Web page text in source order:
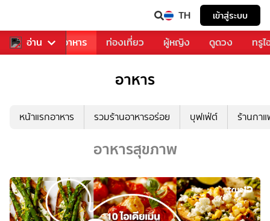
TH เข้าสู่ระบบ
อ่าน
การเพลง อาหาร ท่องเที่ยว ผู้หญิง ดูดวง ทรู
อาหาร
หน้าแรกอาหาร รวมร้านอาหารอร่อย บุฟเฟ่ต์ ร้านกา
อาหารสุขภาพ